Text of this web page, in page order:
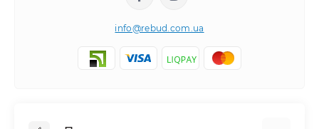
info@rebud.com.ua